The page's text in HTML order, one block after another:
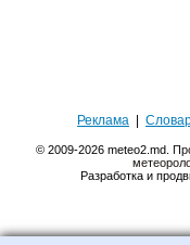
Реклама
© 2009-2026 meteo2.md.
Разработка и